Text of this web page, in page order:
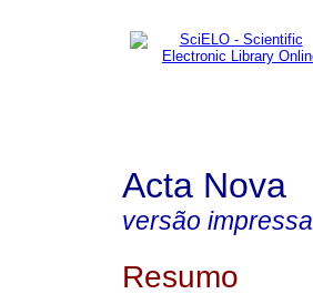
Acta Nova
versão impressa
Resumo